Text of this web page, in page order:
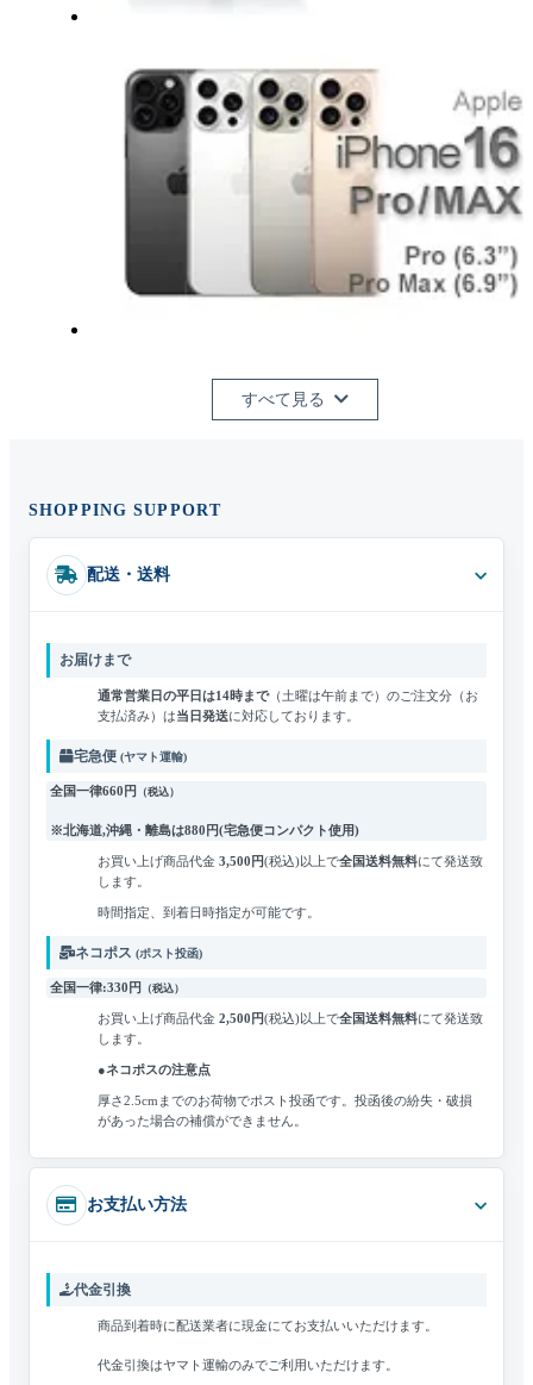
すべて見る
SHOPPING SUPPORT
配送・送料
お届けまで
通常営業日の平日は14時まで（土曜は午前まで）のご注文分（お
支払済み）は当日発送に対応しております。
宅急便(ヤマト運輸)
全国一律660円 （税込）
※北海道,沖縄・離島は880円(宅急便コンパクト使用)
お買い上げ商品代金 3,500円(税込)以上で全国送料無料にて発送致
します。
時間指定、到着日時指定が可能です。
ネコポス(ポスト投函)
全国一律:330円 （税込）
お買い上げ商品代金 2,500円(税込)以上で全国送料無料にて発送致
します。
●ネコポスの注意点
厚さ2.5cmまでのお荷物でポスト投函です。 投函後の紛失・破損
があった場合の補償ができません。
お支払い方法
代金引換
商品到着時に配送業者に現金にてお支払いいただけます。
代金引換はヤマト運輸のみでご利用いただけます。